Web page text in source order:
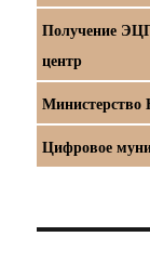
Получение
центр
Министерство
Цифровое